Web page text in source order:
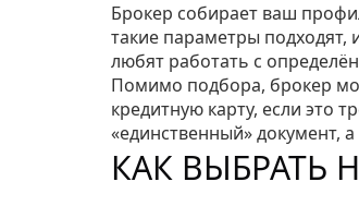
Брокер собирает ваш
такие параметры подходят,
любят работать с
Помимо подбора, брокер
кредитную карту, если это
«единственный» документ,
КАК ВЫБРАТЬ